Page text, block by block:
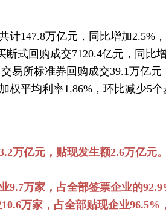
计147.8万亿元，同比增加2.5%
断式回购成交7120.4亿元，同比
易所标准券回购成交39.1万亿元
权平均利率1.86%，环比减少5
万亿元，贴现发生额2.6万亿元
9.7万家，占全部签票企业的
万家，占全部贴现企业96.5%